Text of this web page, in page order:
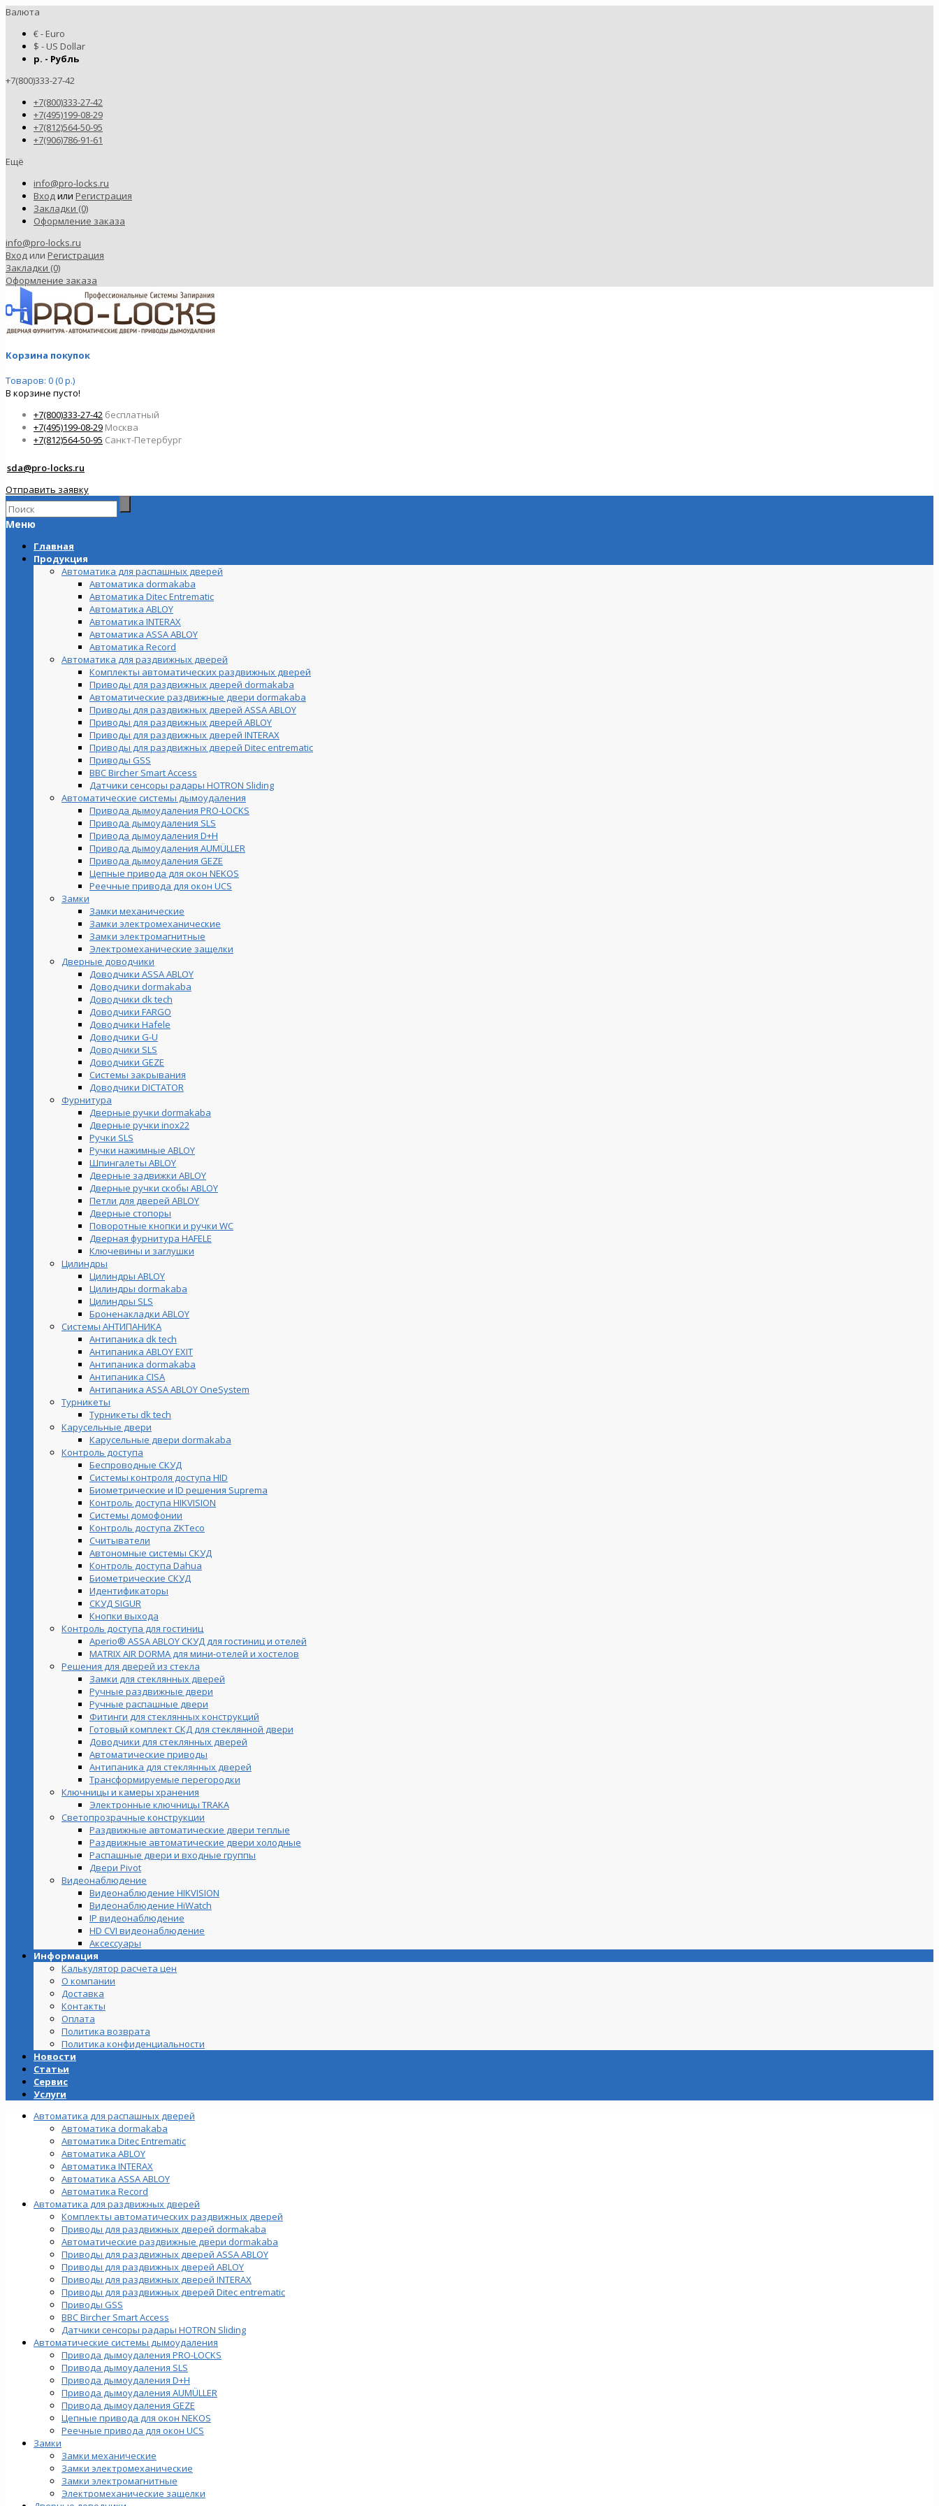
Валюта
€ - Euro
$ - US Dollar
р. - Рубль
+7(800)333-27-42
+7(800)333-27-42
+7(495)199-08-29
+7(812)564-50-95
+7(906)786-91-61
Ещё
info@pro-locks.ru
Входили Регистрация
Закладки (0)
Оформление заказа
info@pro-locks.ru
Вход или Регистрация
Закладки (0)
Оформление заказа
Корзина покупок
Товаров: 0 (0 р.)
В корзине пусто!
+7(800)333-27-42 бесплатный
+7(495)199-08-29 Москва
+7(812)564-50-95 Санкт-Петербург
sda@pro-locks.ru
Отправить заявку
Меню
Главная
Продукция
Автоматика для распашных дверей
Автоматика dormakaba
Автоматика Ditec Entrematic
Автоматика ABLOY
Автоматика INTERAX
Автоматика ASSA ABLOY
Автоматика Record
Автоматика для раздвижных дверей
Комплекты автоматических раздвижных дверей
Приводы для раздвижных дверей dormakaba
Автоматические раздвижные двери dormakaba
Приводы для раздвижных дверей ASSA ABLOY
Приводы для раздвижных дверей ABLOY
Приводы для раздвижных дверей INTERAX
Приводы для раздвижных дверей Ditec entrematic
Приводы GSS
BBC Bircher Smart Access
Датчики сенсоры радары HOTRON Sliding
Автоматические системы дымоудаления
Привода дымоудаления PRO-LOCKS
Привода дымоудаления SLS
Привода дымоудаления D+H
Привода дымоудаления AUMÜLLER
Привода дымоудаления GEZE
Цепные привода для окон NEKOS
Реечные привода для окон UСS
Замки
Замки механические
Замки электромеханические
Замки электромагнитные
Электромеханические защелки
Дверные доводчики
Доводчики ASSA ABLOY
Доводчики dormakaba
Доводчики dk tech
Доводчики FARGO
Доводчики Hafele
Доводчики G-U
Доводчики SLS
Доводчики GEZE
Cистемы закрывания
Доводчики DICTATOR
Фурнитура
Дверные ручки dormakaba
Дверные ручки inox22
Ручки SLS
Ручки нажимные ABLOY
Шпингалеты ABLOY
Дверные задвижки ABLOY
Дверные ручки скобы ABLOY
Петли для дверей ABLOY
Дверные стопоры
Поворотные кнопки и ручки WC
Дверная фурнитура HAFELE
Ключевины и заглушки
Цилиндры
Цилиндры ABLOY
Цилиндры dormakaba
Цилиндры SLS
Броненакладки ABLOY
Системы АНТИПАНИКА
Антипаника dk tech
Антипаника ABLOY EXIT
Антипаника dormakaba
Антипаника СISA
Антипаника ASSA ABLOY OneSystem
Турникеты
Турникеты dk tech
Карусельные двери
Карусельные двери dormakaba
Контроль доступа
Беспроводные СКУД
Системы контроля доступа HID
Биометрические и ID решения Suprema
Контроль доступа HIKVISION
Системы домофонии
Контроль доступа ZKTeco
Считыватели
Автономные системы СКУД
Контроль доступа Dahua
Биометрические СКУД
Идентификаторы
СКУД SIGUR
Кнопки выхода
Контроль доступа для гостиниц
Aperio® ASSA ABLOY СКУД для гостиниц и отелей
MATRIX AIR DORMA для мини-отелей и хостелов
Решения для дверей из стекла
Замки для стеклянных дверей
Ручные раздвижные двери
Ручные распашные двери
Фитинги для стеклянных конструкций
Готовый комплект СКД для стеклянной двери
Доводчики для стеклянных дверей
Автоматические приводы
Антипаника для стеклянных дверей
Трансформируемые перегородки
Ключницы и камеры хранения
Электронные ключницы TRAKA
Светопрозрачные конструкции
Раздвижные автоматические двери теплые
Раздвижные автоматические двери холодные
Распашные двери и входные группы
Двери Pivot
Видеонаблюдение
Видеонаблюдение HIKVISION
Видеонаблюдение HiWatch
IP видеонаблюдение
HD CVI видеонаблюдение
Аксессуары
Информация
Калькулятор расчета цен
О компании
Доставка
Контакты
Оплата
Политика возврата
Политика конфиденциальности
Новости
Статьи
Сервис
Услуги
Автоматика для распашных дверей
Автоматика dormakaba
Автоматика Ditec Entrematic
Автоматика ABLOY
Автоматика INTERAX
Автоматика ASSA ABLOY
Автоматика Record
Автоматика для раздвижных дверей
Комплекты автоматических раздвижных дверей
Приводы для раздвижных дверей dormakaba
Автоматические раздвижные двери dormakaba
Приводы для раздвижных дверей ASSA ABLOY
Приводы для раздвижных дверей ABLOY
Приводы для раздвижных дверей INTERAX
Приводы для раздвижных дверей Ditec entrematic
Приводы GSS
BBC Bircher Smart Access
Датчики сенсоры радары HOTRON Sliding
Автоматические системы дымоудаления
Привода дымоудаления PRO-LOCKS
Привода дымоудаления SLS
Привода дымоудаления D+H
Привода дымоудаления AUMÜLLER
Привода дымоудаления GEZE
Цепные привода для окон NEKOS
Реечные привода для окон UСS
Замки
Замки механические
Замки электромеханические
Замки электромагнитные
Электромеханические защелки